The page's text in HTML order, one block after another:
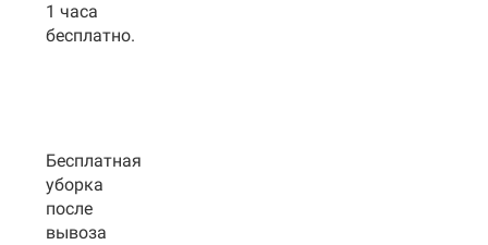
1 часа
бесплатно.
Бесплатная
уборка
после
вывоза